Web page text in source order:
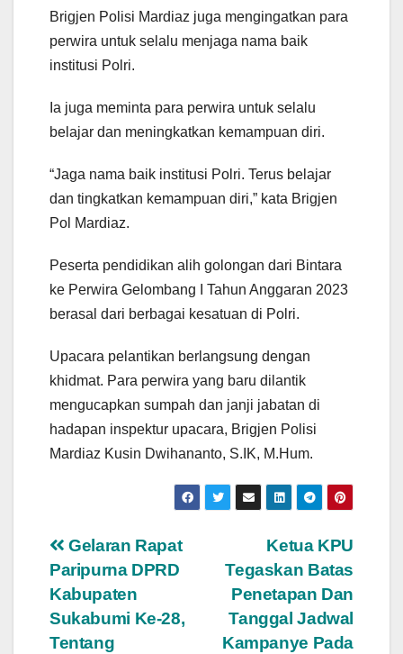
Brigjen Polisi Mardiaz juga mengingatkan para
perwira untuk selalu menjaga nama baik
institusi Polri.
Ia juga meminta para perwira untuk selalu
belajar dan meningkatkan kemampuan diri.
“Jaga nama baik institusi Polri. Terus belajar
dan tingkatkan kemampuan diri,” kata Brigjen
Pol Mardiaz.
Peserta pendidikan alih golongan dari Bintara
ke Perwira Gelombang I Tahun Anggaran 2023
berasal dari berbagai kesatuan di Polri.
Upacara pelantikan berlangsung dengan
khidmat. Para perwira yang baru dilantik
mengucapkan sumpah dan janji jabatan di
hadapan inspektur upacara, Brigjen Polisi
Mardiaz Kusin Dwihananto, S.IK, M.Hum.
Navigasi
pos
Ketua KPU
Tegaskan Batas
Penetapan Dan
Tanggal Jadwal
Kampanye Pada
Gelaran Rapat
Paripurna DPRD
Kabupaten
Sukabumi Ke-28,
Tentang